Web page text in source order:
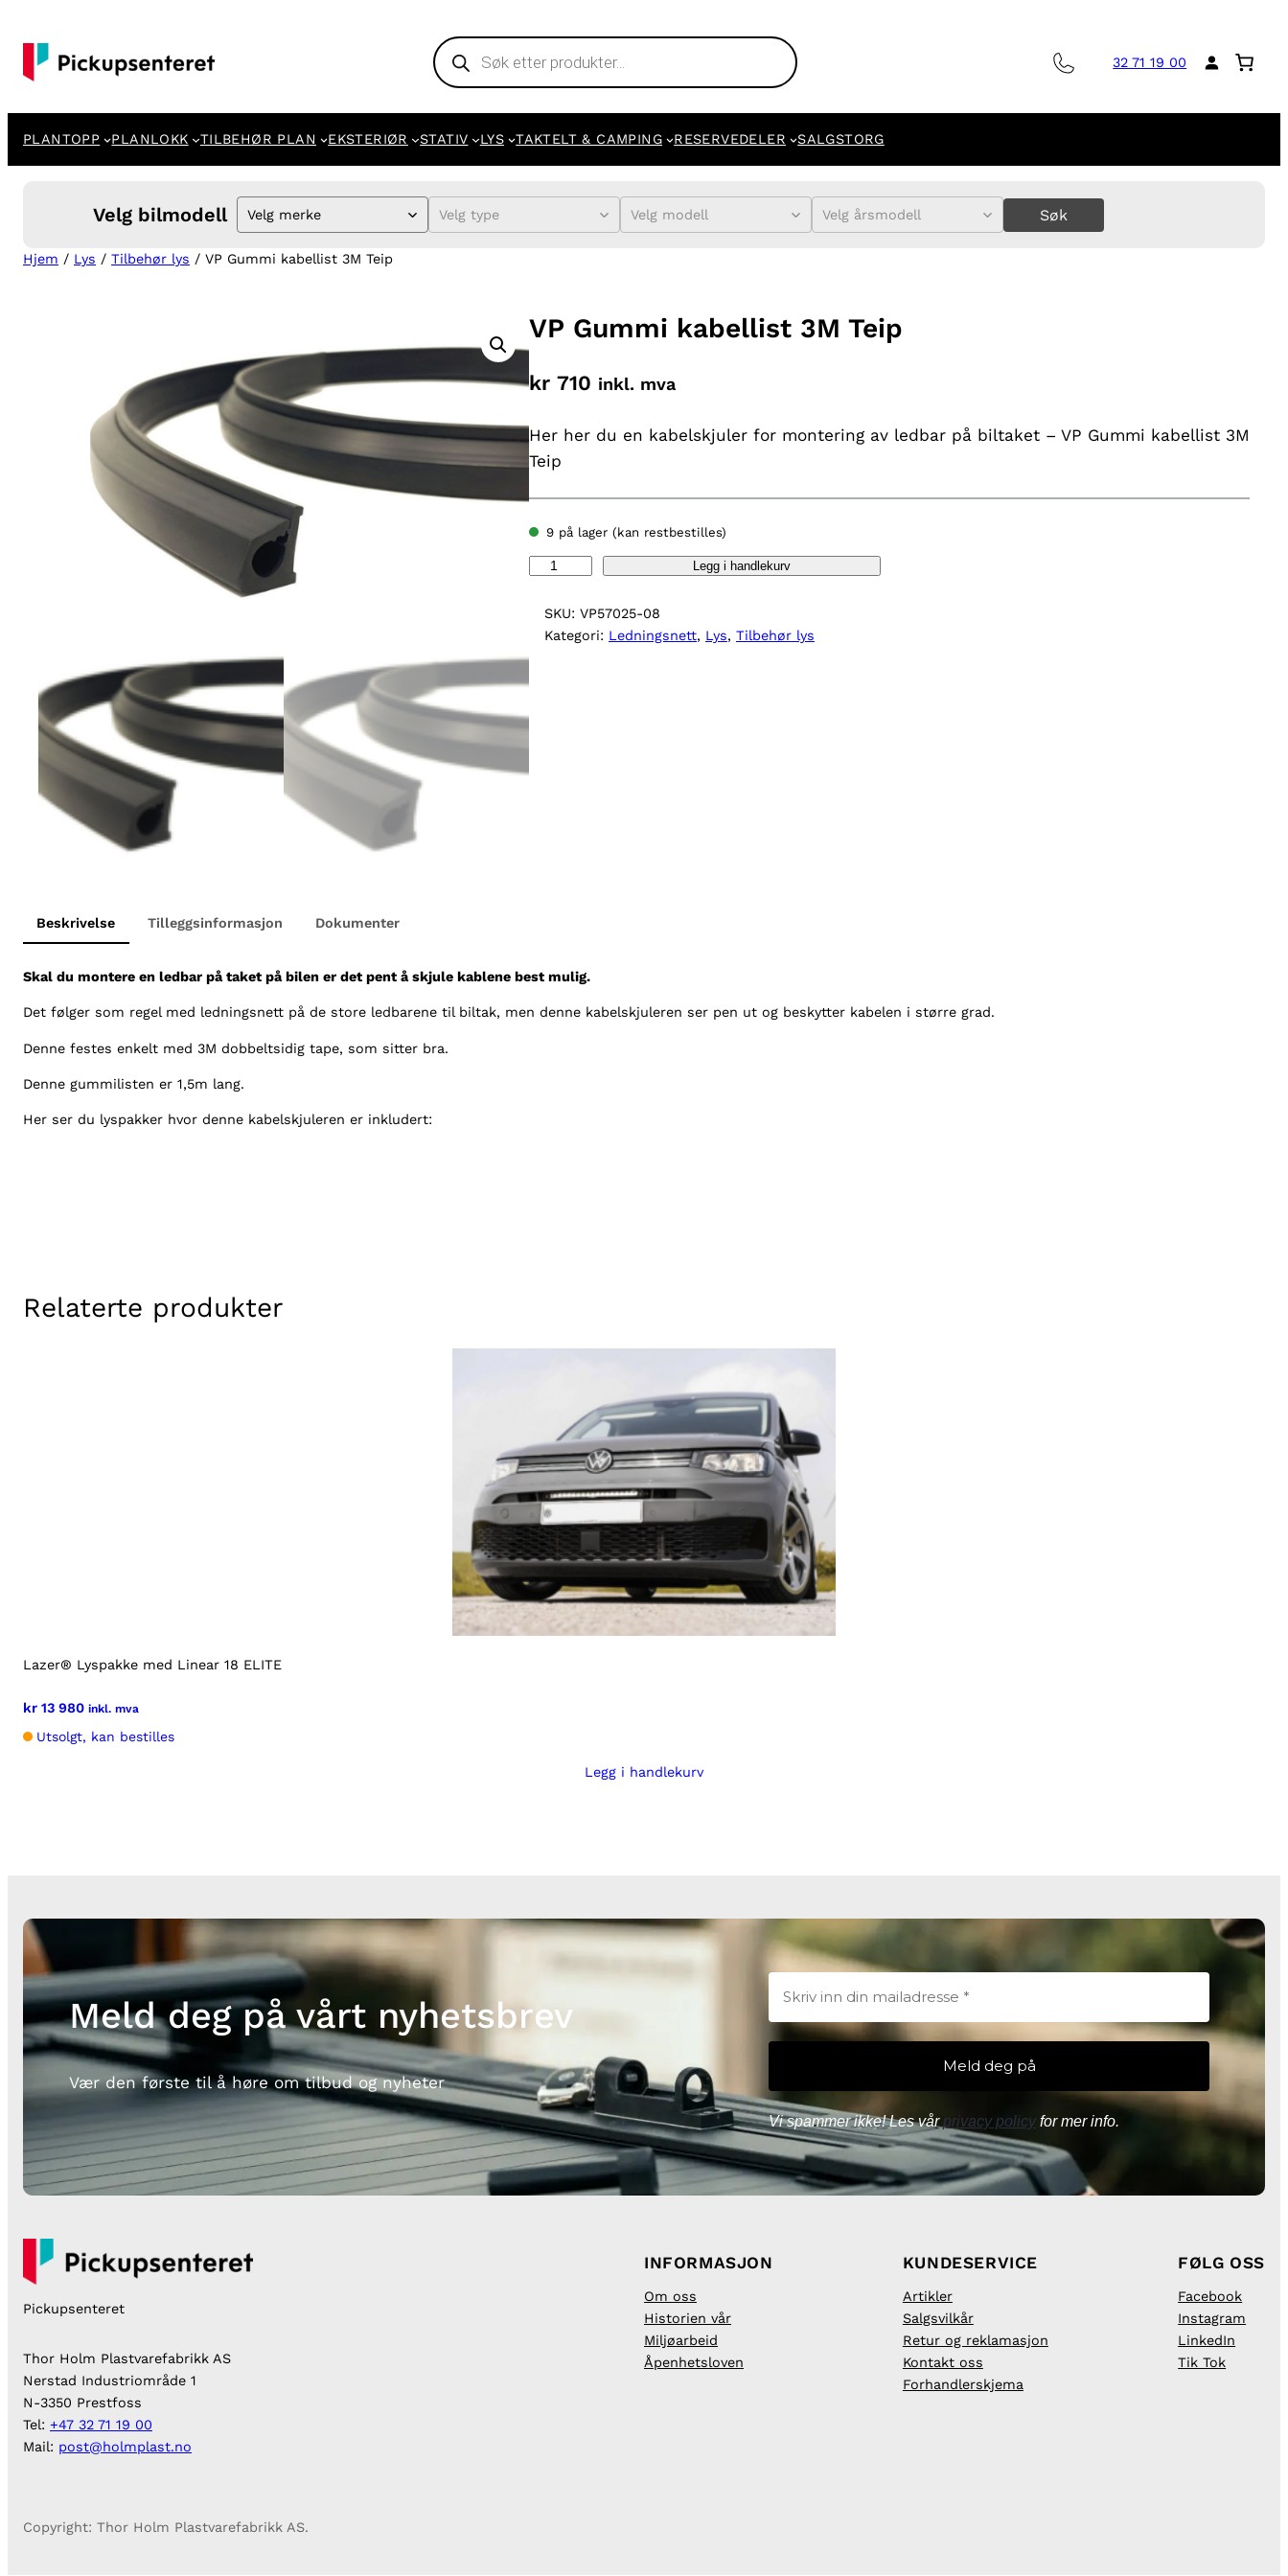
innhold
Products
search
32 71 19 00
PLANTOPP PLANLOKK TILBEHØR PLAN EKSTERIØR STATIV LYS TAKTELT & CAMPING RESERVEDELER SALGSTORG
Velg bilmodell Velg merke Velg type Velg modell Velg årsmodell Søk
Hjem / Lys / Tilbehør lys / VP Gummi kabellist 3M Teip
VP Gummi kabellist 3M Teip
kr 710 inkl. mva
Her her du en kabelskjuler for montering av ledbar på biltaket – VP Gummi kabellist 3M
Teip
9 på lager (kan restbestilles)
k
e
i
Legg i handlekurv
SKU: VP57025-08
Kategori: Ledningsnett, Lys, Tilbehør lys
Beskrivelse Tilleggsinformasjon Dokumenter
Skal du montere en ledbar på taket på bilen er det pent å skjule kablene best mulig.
Det følger som regel med ledningsnett på de store ledbarene til biltak, men denne kabelskjuleren ser pen ut og beskytter kabelen i større grad.
Denne festes enkelt med 3M dobbeltsidig tape, som sitter bra.
Denne gummilisten er 1,5m lang.
Her ser du lyspakker hvor denne kabelskjuleren er inkludert:
Relaterte produkter
Lazer® Lyspakke med Linear 18 ELITE
kr 13 980 inkl. mva
Utsolgt, kan bestilles
Legg i handlekurv
Meld deg på vårt nyhetsbrev
Vær den første til å høre om tilbud og nyheter
Vi spammer ikke! Les vårprivacy policyfor mer info.
Pickupsenteret
Thor Holm Plastvarefabrikk AS
Nerstad Industriområde 1
N-3350 Prestfoss
Tel: +47 32 71 19 00
Mail: post@holmplast.no
INFORMASJON
Om oss
Historien vår
Miljøarbeid
Åpenhetsloven
KUNDESERVICE
Artikler
Salgsvilkår
Retur og reklamasjon
Kontakt oss
Forhandlerskjema
FØLG OSS
Facebook
Instagram
LinkedIn
Tik Tok
Copyright: Thor Holm Plastvarefabrikk AS.